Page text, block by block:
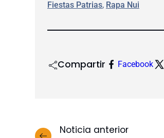
Fiestas Patrias, Rapa Nui
Compartir Facebook
Noticia anterior